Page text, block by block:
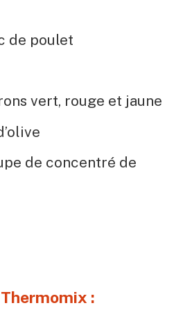
de poulet
vert, rouge et jaune
de concentré de
: